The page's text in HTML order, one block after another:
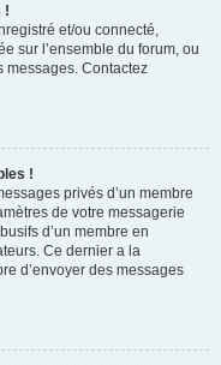
!
et/ou connecté,
sur l’ensemble du forum, ou
messages. Contactez
!
privés d’un membre
de votre messagerie
d’un membre en
Ce dernier a la
d’envoyer des messages